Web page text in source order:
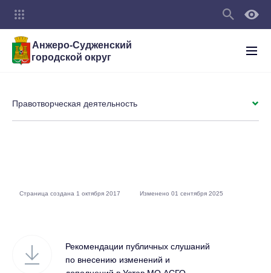
Анжеро-Судженский
городской округ
Рекомендации публичных слушаний
по внесению изменений и
Правотворческая деятельность
Страница создана 1 октября 2017 Изменено 01 сентября 2025